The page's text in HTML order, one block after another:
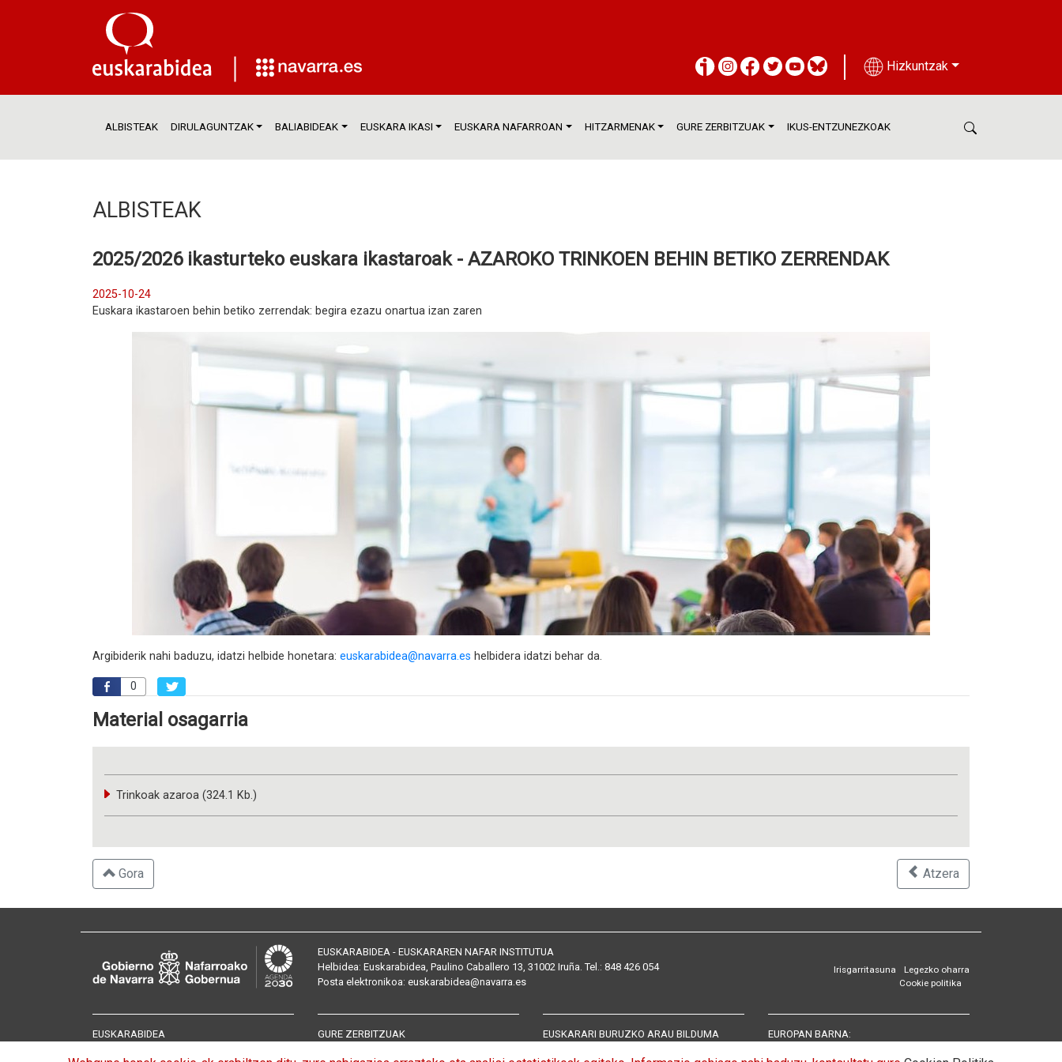
Hizkuntzak
ALBISTEAK DIRULAGUNTZAK BALIABIDEAK EUSKARA IKASI EUSKARA NAFARROAN HITZARMENAK GURE ZERBITZUAK IKUS-ENTZUNEZKOAK
ALBISTEAK
2025/2026 ikasturteko euskara ikastaroak - AZAROKO TRINKOEN BEHIN BETIKO ZERRENDAK
2025-10-24
Euskara ikastaroen behin betiko zerrendak: begira ezazu onartua izan zaren
Argibiderik nahi baduzu, idatzi helbide honetara: euskarabidea@navarra.es helbidera idatzi behar da.
0
Material osagarria
Trinkoak azaroa (324.1 Kb.)
Atzera
Gora
EUSKARABIDEA - EUSKARAREN NAFAR INSTITUTUA
Helbidea: Euskarabidea, Paulino Caballero 13, 31002 Iruña. Tel.: 848 426 054
Posta elektronikoa: euskarabidea@navarra.es
Legezko oharra
Irisgarritasuna
Cookie politika
EUSKARABIDEA GURE ZERBITZUAK EUSKARARI BURUZKO ARAU BILDUMA EUROPAN BARNA: